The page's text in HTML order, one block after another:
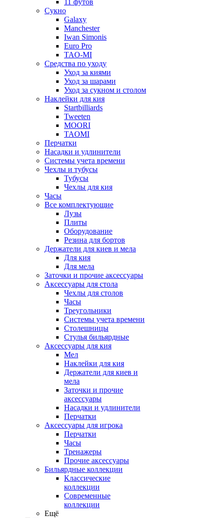
11 футов
Сукно
Galaxy
Manchester
Iwan Simonis
Euro Pro
TAO-MI
Средства по уходу
Уход за киями
Уход за шарами
Уход за сукном и столом
Наклейки для кия
Startbilliards
Tweeten
MOORI
TAOMI
Перчатки
Насадки и удлинители
Системы учета времени
Чехлы и тубусы
Тубусы
Чехлы для кия
Часы
Все комплектующие
Лузы
Плиты
Оборудование
Резина для бортов
Держатели для киев и мела
Для кия
Для мела
Заточки и прочие аксессуары
Аксессуары для стола
Чехлы для столов
Часы
Треугольники
Системы учета времени
Столешницы
Стулья бильярдные
Аксессуары для кия
Мел
Наклейки для кия
Держатели для киев и
мела
Заточки и прочие
аксессуары
Насадки и удлинители
Перчатки
Аксессуары для игрока
Перчатки
Часы
Тренажеры
Прочие аксессуары
Бильярдные коллекции
Классические
коллекции
Современные
коллекции
Ещё